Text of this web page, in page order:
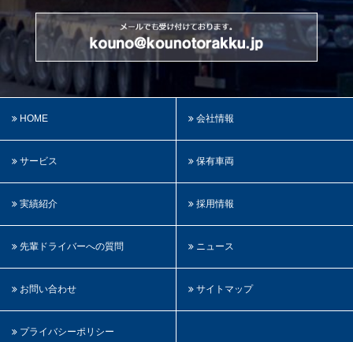
HOME 会社情報
サービス 保有車両
実績紹介 採用情報
先輩ドライバーへの質問 ニュース
お問い合わせ サイトマップ
プライバシーポリシー